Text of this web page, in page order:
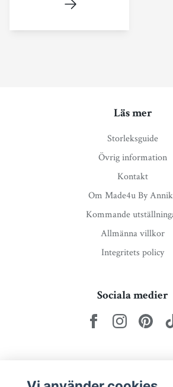
Läs mer
Storleksguide
Övrig information
Kontakt
Om Made4u By
Kommande
Allmänna villkor
Integritets policy
Sociala medier